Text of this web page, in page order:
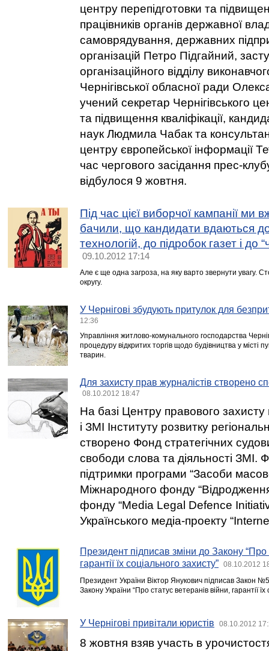
центру перепідготовки та
працівників органів державної
самоврядування, державних
організацій Петро Підгайний,
організаційного відділу
Чернігівської обласної ради
учений секретар Чернігівського
та підвищення кваліфікації,
наук Людмила Чабак та
центру європейської інформації
час чергового засідання прес-
відбулося 9 жовтня.
Під час цієї виборчої кампанії ми
бачили, що кандидати вдаються
технологій, до підробок газет і до
09.10.2012 17:14
Але є ще одна загроза, на яку варто звернути увагу.
округу.
У Чернігові збудують притулок для
12:36
Управління житлово-комунального господарства
процедуру відкритих торгів щодо будівництва у місті
тварин.
Для захисту прав журналістів створено
08.10.2012 18:47
На базі Центру правового захисту
і ЗМІ Інституту розвитку
створено Фонд стратегічних
свободи слова та діяльності ЗМІ.
підтримки програми “Засоби
Міжнародного фонду
фонду “Media Legal Defence
Українського медіа-проекту
Президент підписав зміни до Закону “Про
гарантії їх соціального захисту”
08.10.2012
Президент України Віктор Янукович підписав Закон
Закону України “Про статус ветеранів війни, гарантії їх
У Чернігові привітали юристів 08.10.2012
8 жовтня взяв участь в